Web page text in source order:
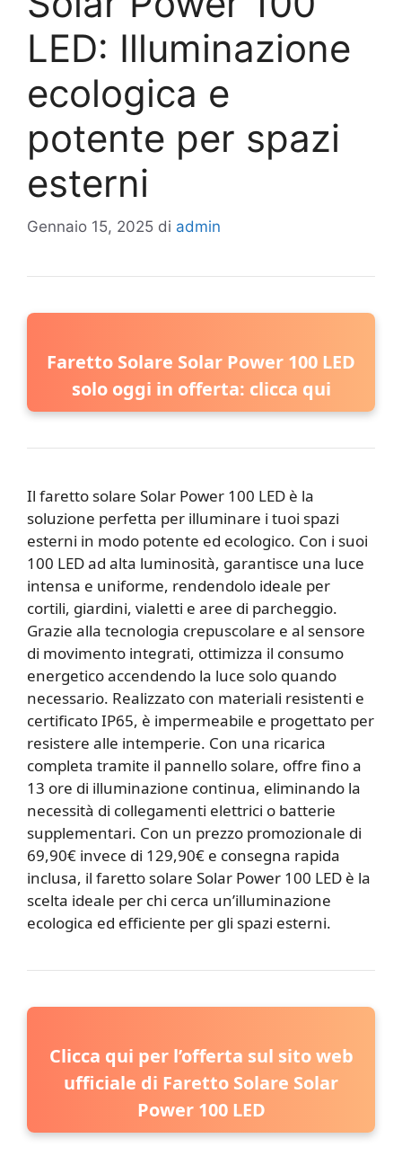
LED: Illuminazione
ecologica e
potente per spazi
esterni
Gennaio 15, 2025 di admin
Faretto Solare Solar Power 100 LED
solo oggi in offerta: clicca qui
Il faretto solare Solar Power 100 LED è la
soluzione perfetta per illuminare i tuoi spazi
esterni in modo potente ed ecologico. Con i suoi
100 LED ad alta luminosità, garantisce una luce
intensa e uniforme, rendendolo ideale per
cortili, giardini, vialetti e aree di parcheggio.
Grazie alla tecnologia crepuscolare e al sensore
di movimento integrati, ottimizza il consumo
energetico accendendo la luce solo quando
necessario. Realizzato con materiali resistenti e
certificato IP65, è impermeabile e progettato per
resistere alle intemperie. Con una ricarica
completa tramite il pannello solare, offre fino a
13 ore di illuminazione continua, eliminando la
necessità di collegamenti elettrici o batterie
supplementari. Con un prezzo promozionale di
69,90€ invece di 129,90€ e consegna rapida
inclusa, il faretto solare Solar Power 100 LED è la
scelta ideale per chi cerca un’illuminazione
ecologica ed efficiente per gli spazi esterni.
Clicca qui per l’offerta sul sito web
ufficiale di Faretto Solare Solar
Power 100 LED